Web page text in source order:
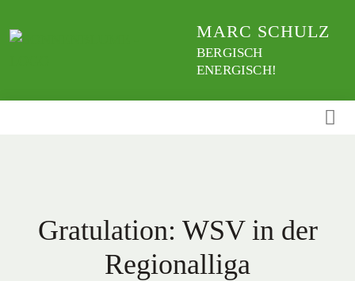
zum
MARC SCHULZ
BERGISCH
ENERGISCH!
Gratulation: WSV in der
Regionalliga